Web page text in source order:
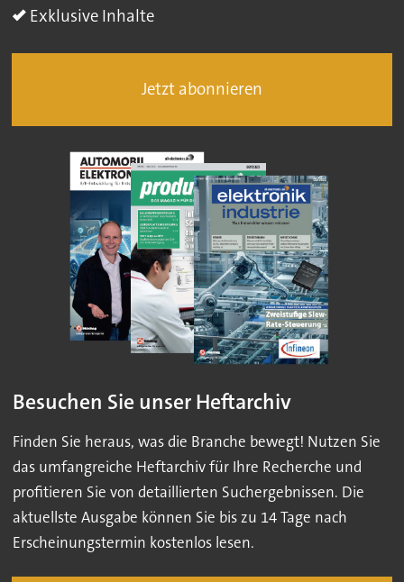
Exklusive Inhalte
Jetzt abonnieren
Besuchen Sie unser Heftarchiv
Finden Sie heraus, was die Branche bewegt! Nutzen Sie
das umfangreiche Heftarchiv für Ihre Recherche und
profitieren Sie von detaillierten Suchergebnissen. Die
aktuellste Ausgabe können Sie bis zu 14 Tage nach
Erscheinungstermin kostenlos lesen.